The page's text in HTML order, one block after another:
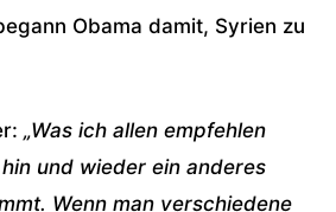
Obama damit, Syrien zu
„Was ich allen empfehlen
und wieder ein anderes
Wenn man verschiedene